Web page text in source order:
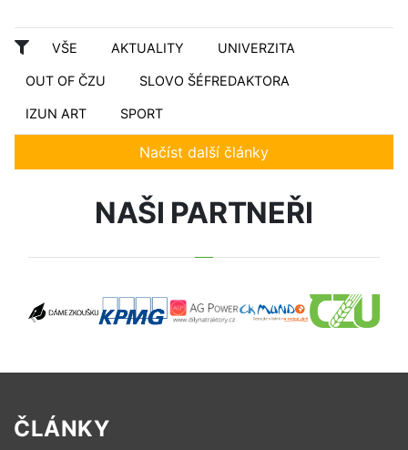
VŠE AKTUALITY UNIVERZITA
OUT OF ČZU SLOVO ŠÉFREDAKTORA
IZUN ART SPORT
Načíst další články
NAŠI PARTNEŘI
ČLÁNKY